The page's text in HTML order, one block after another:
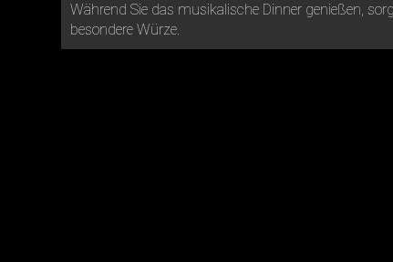
Während Sie das musikalische Dinner genießen,
besondere Würze.